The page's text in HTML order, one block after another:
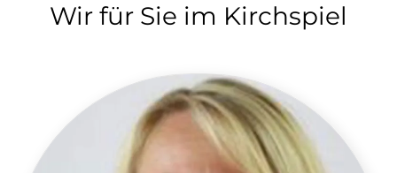
Wir für Sie im Kirchspiel